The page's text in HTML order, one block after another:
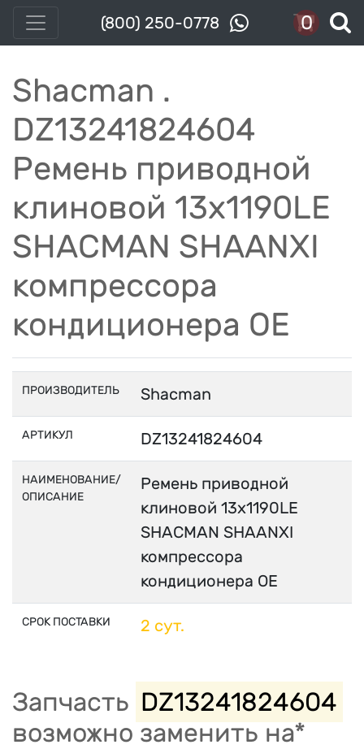
(800) 250-0778 0
Shacman .
DZ13241824604
Ремень приводной
клиновой 13x1190LE
SHACMAN SHAANXI
компрессора
кондиционера OE
ПРОИЗВОДИТЕЛЬ Shacman
АРТИКУЛ DZ13241824604
НАИМЕНОВАНИЕ/
ОПИСАНИЕ
Ремень приводной
клиновой 13x1190LE
SHACMAN SHAANXI
компрессора
кондиционера OE
СРОК ПОСТАВКИ 2 сут.
Запчасть DZ13241824604
возможно заменить на*